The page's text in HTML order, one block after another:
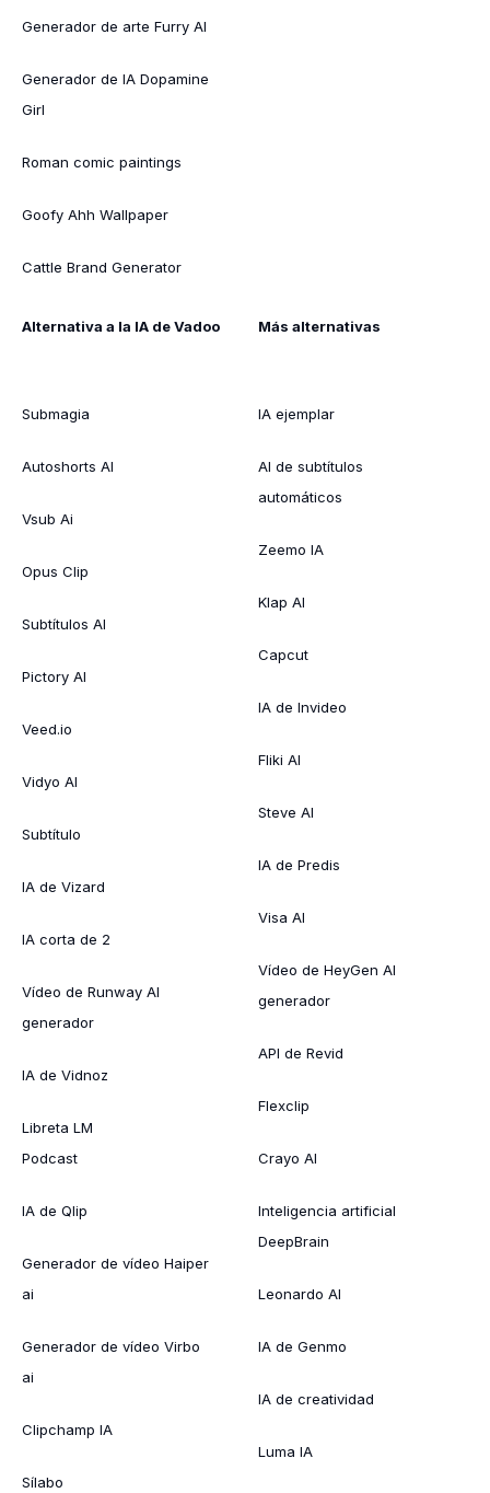
Generador de arte Furry AI
Generador de IA Dopamine
Girl
Roman comic paintings
Goofy Ahh Wallpaper
Cattle Brand Generator
Alternativa a la IA de Vadoo
Submagia
Autoshorts AI
Vsub Ai
Opus Clip
Subtítulos AI
Pictory AI
Veed.io
Vidyo AI
Subtítulo
IA de Vizard
IA corta de 2
Vídeo de Runway AI
generador
IA de Vidnoz
Libreta LM
Podcast
IA de Qlip
Generador de vídeo Haiper
ai
Generador de vídeo Virbo
ai
Clipchamp IA
Sílabo
Más alternativas
IA ejemplar
AI de subtítulos
automáticos
Zeemo IA
Klap AI
Capcut
IA de Invideo
Fliki AI
Steve AI
IA de Predis
Visa AI
Vídeo de HeyGen AI
generador
API de Revid
Flexclip
Crayo AI
Inteligencia artificial
DeepBrain
Leonardo AI
IA de Genmo
IA de creatividad
Luma IA